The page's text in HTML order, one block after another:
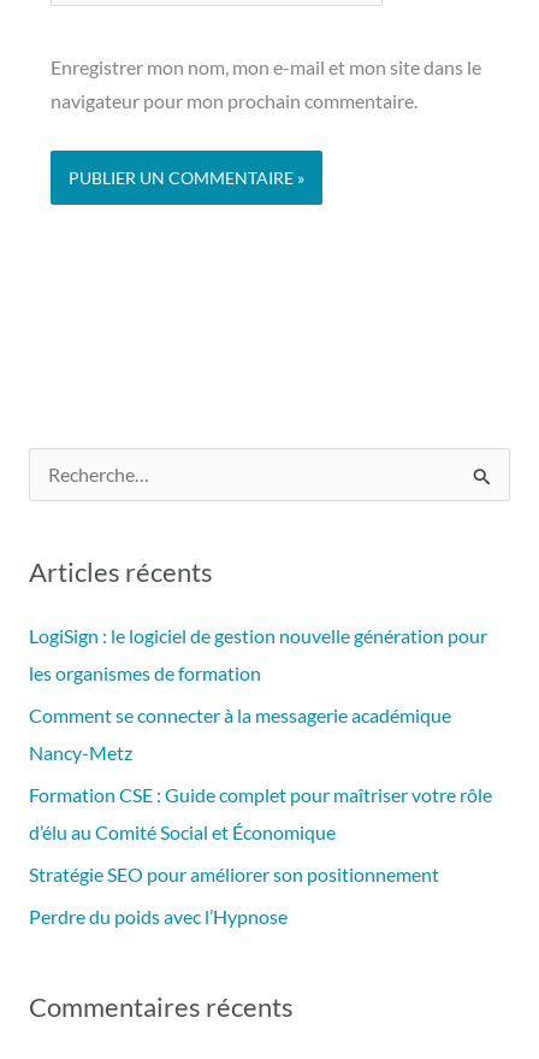
Enregistrer mon nom, mon e-mail et mon site dans le
navigateur pour mon prochain commentaire.
e
r
c
h
Articles récents
LogiSign : le logiciel de gestion nouvelle génération pour
les organismes de formation
Comment se connecter à la messagerie académique
Nancy-Metz
Formation CSE : Guide complet pour maîtriser votre rôle
d’élu au Comité Social et Économique
Stratégie SEO pour améliorer son positionnement
Perdre du poids avec l’Hypnose
Commentaires récents